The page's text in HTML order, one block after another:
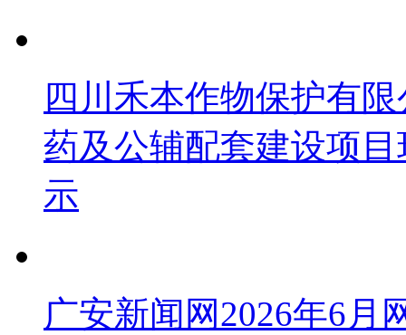
四川禾本作物保护有
药及公辅配套建设项
示
广安新闻网2026年6月